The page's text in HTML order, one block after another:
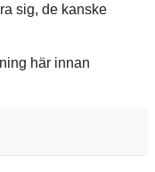
sig, de kanske
här innan